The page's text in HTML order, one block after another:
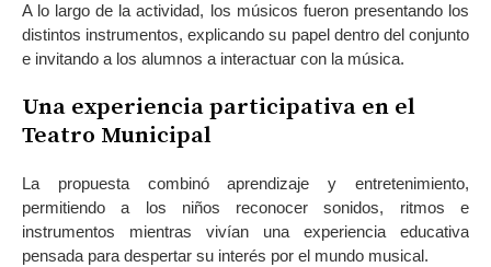
A lo largo de la actividad, los músicos fueron presentando los
distintos instrumentos, explicando su papel dentro del conjunto
e invitando a los alumnos a interactuar con la música.
Una experiencia participativa en el
Teatro Municipal
La propuesta combinó aprendizaje y entretenimiento,
permitiendo a los niños reconocer sonidos, ritmos e
instrumentos mientras vivían una experiencia educativa
pensada para despertar su interés por el mundo musical.